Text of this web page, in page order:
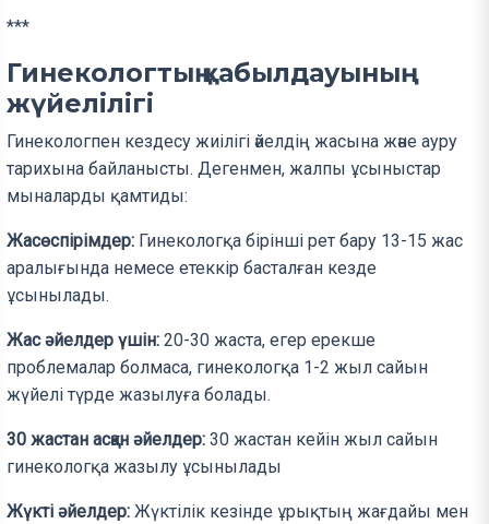
***
Гинекологтың қабылдауының
жүйелілігі
Гинекологпен кездесу жиілігі әйелдің жасына және ауру
тарихына байланысты. Дегенмен, жалпы ұсыныстар
мыналарды қамтиды:
Жасөспірімдер: Гинекологқа бірінші рет бару 13-15 жас
аралығында немесе етеккір басталған кезде
ұсынылады.
Жас әйелдер үшін: 20-30 жаста, егер ерекше
проблемалар болмаса, гинекологқа 1-2 жыл сайын
жүйелі түрде жазылуға болады.
30 жастан асқан әйелдер: 30 жастан кейін жыл сайын
гинекологқа жазылу ұсынылады
Жүкті әйелдер: Жүктілік кезінде ұрықтың жағдайы мен